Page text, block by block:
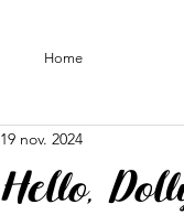
Home
Hello,
19 nov. 2024